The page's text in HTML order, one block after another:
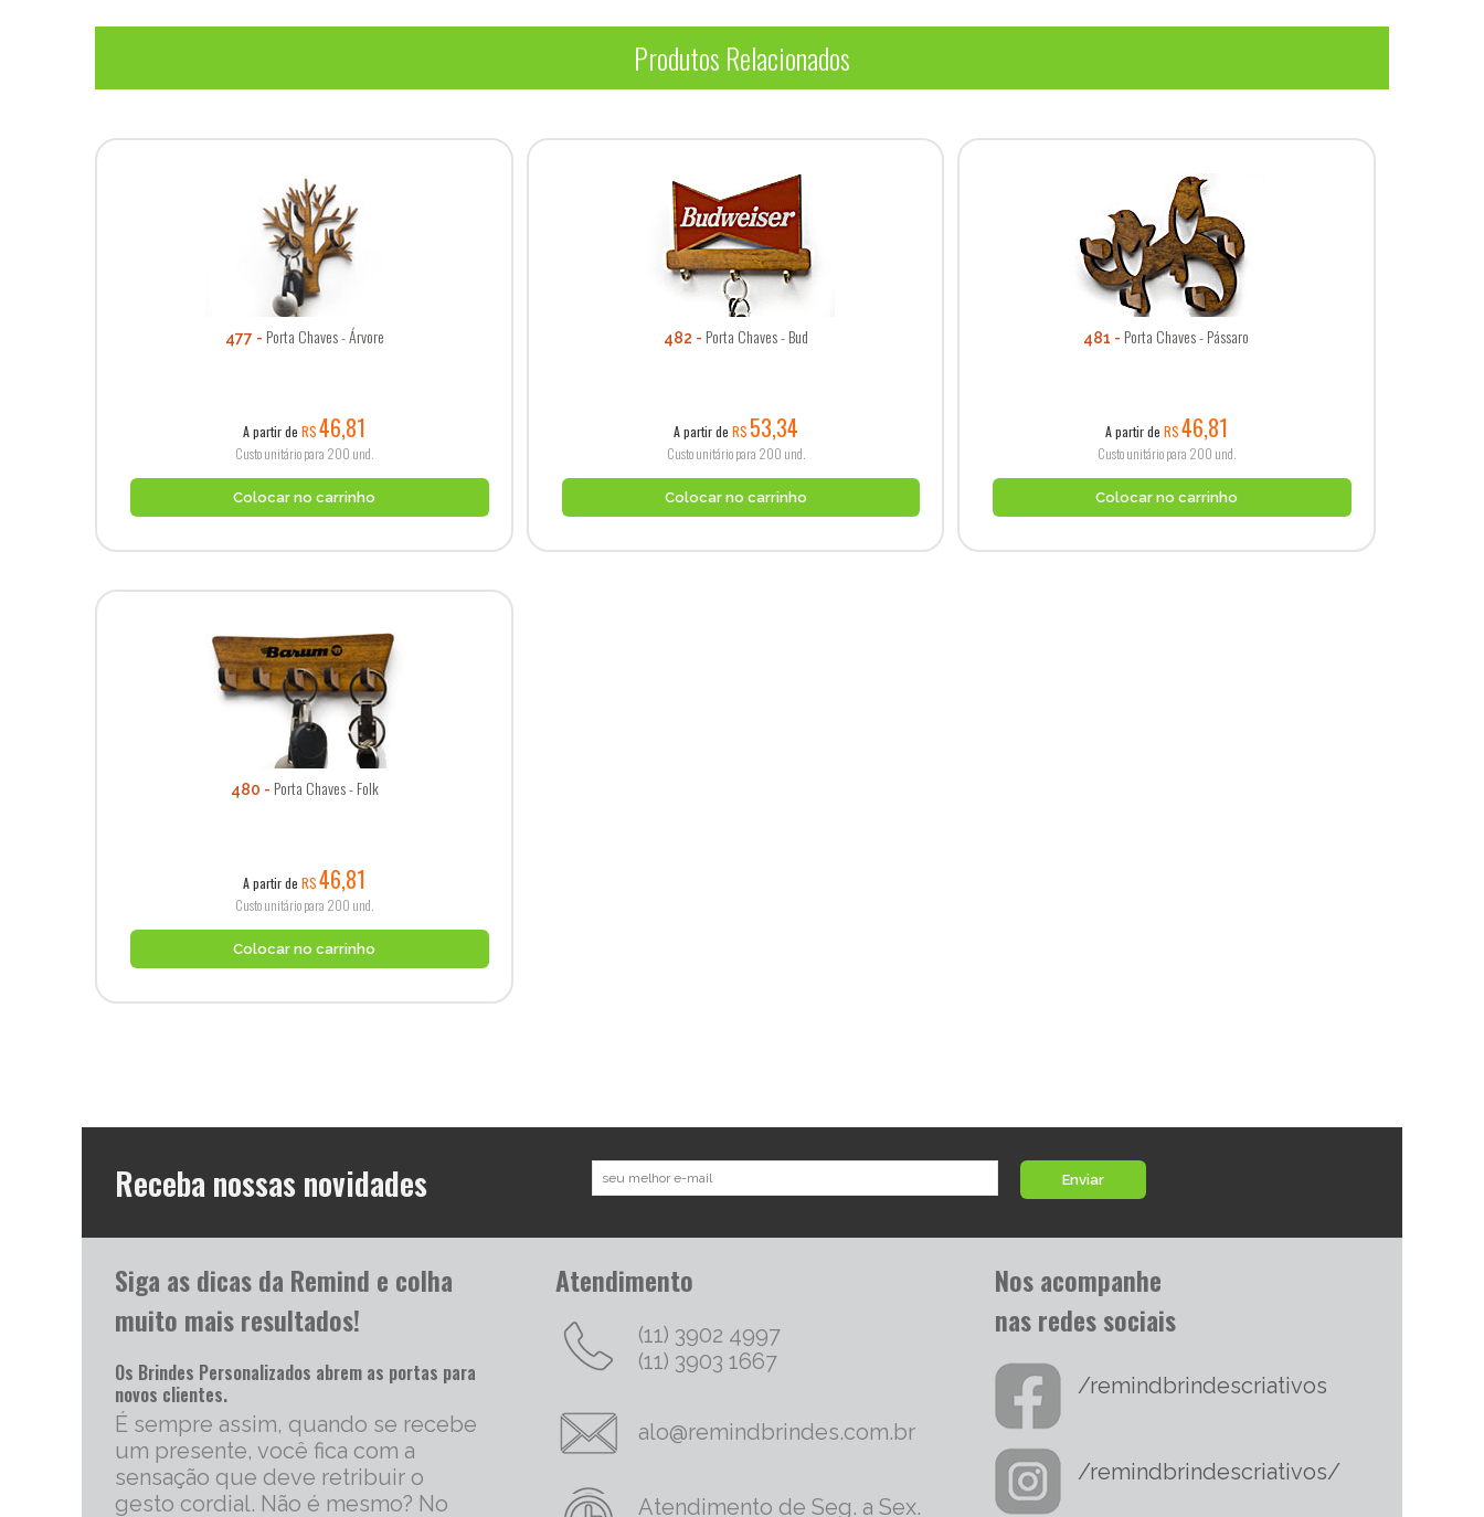
Produtos Relacionados
477 Porta Chaves - Árvore
A partir deR$46,81
Custo unitário para 200 und.
Colocar no carrinho
482 Porta Chaves - Bud
A partir de R$ 53,34
Custo unitário para 200 und.
Colocar no carrinho
481 Porta Chaves - Pássaro
A partir de R$46,81
Custo unitário para 200 und.
Colocar no carrinho
480 Porta Chaves - Folk
A partir deR$46,81
Custo unitário para 200 und.
Colocar no carrinho
Receba nossas novidades Enviar
Siga as dicas da Remind e colha
muito mais resultados!
Os Brindes Personalizados abrem as portas para
novos clientes.
É sempre assim, quando se recebe
um presente, você fica com a
sensação que deve retribuir o
gesto cordial. Não é mesmo? No
Atendimento
(11) 3902 4997
(11) 3903 1667
alo@remindbrindes.com.br
Atendimento de Seg. a Sex.
Nos acompanhe
nas redes sociais
/remindbrindescriativos
/remindbrindescriativos/